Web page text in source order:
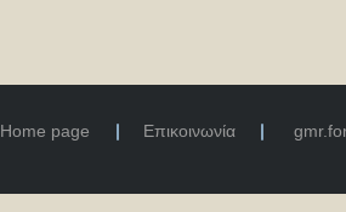
Home page Επικοινωνία